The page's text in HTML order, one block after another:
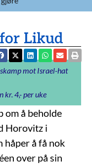
Likud
mot Israel-hat
kr. 4,- per uke
om å beholde
Horovitz i
håper å få nok
over på sin